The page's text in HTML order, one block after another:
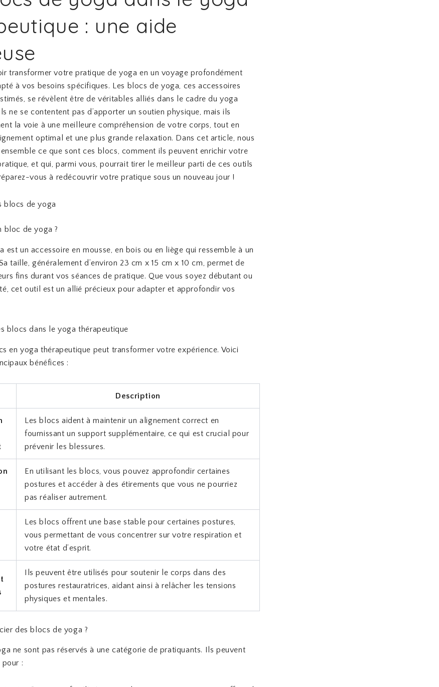
: une aide
transformer votre pratique de yoga en un voyage profondément
à vos besoins spécifiques. Les blocs de yoga, ces accessoires
se révèlent être de véritables alliés dans le cadre du yoga
ne se contentent pas d’apporter un soutien physique, mais ils
la voie à une meilleure compréhension de votre corps, tout en
optimal et une plus grande relaxation. Dans cet article, nous
ce que sont ces blocs, comment ils peuvent enrichir votre
et qui, parmi vous, pourrait tirer le meilleur parti de ces outils
vous à redécouvrir votre pratique sous un nouveau jour !
blocs de yoga
bloc de yoga ?
est un accessoire en mousse, en bois ou en liège qui ressemble à un
taille, généralement d’environ 23 cm x 15 cm x 10 cm, permet de
fins durant vos séances de pratique. Que vous soyez débutant ou
cet outil est un allié précieux pour adapter et approfondir vos
blocs dans le yoga thérapeutique
en yoga thérapeutique peut transformer votre expérience. Voici
bénéfices :
Description
Les blocs aident à maintenir un alignement correct en
fournissant un support supplémentaire, ce qui est crucial pour
prévenir les blessures.
En utilisant les blocs, vous pouvez approfondir certaines
postures et accéder à des étirements que vous ne pourriez
pas réaliser autrement.
Les blocs offrent une base stable pour certaines postures,
vous permettant de vous concentrer sur votre respiration et
votre état d’esprit.
Ils peuvent être utilisés pour soutenir le corps dans des
postures restauratrices, aidant ainsi à relâcher les tensions
physiques et mentales.
des blocs de yoga ?
ne sont pas réservés à une catégorie de pratiquants. Ils peuvent
pour :